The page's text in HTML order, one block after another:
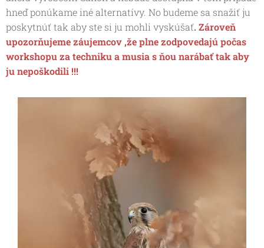
hneď ponúkame iné alternatívy. No budeme sa snažiť ju
poskytnúť tak aby ste si ju mohli vyskúšať. Zároveň
upozorňujeme záujemcov ,že plne zodpovedajú počas
workshopu za techniku a musia s ňou narábať tak aby
ju nepoškodili !!!